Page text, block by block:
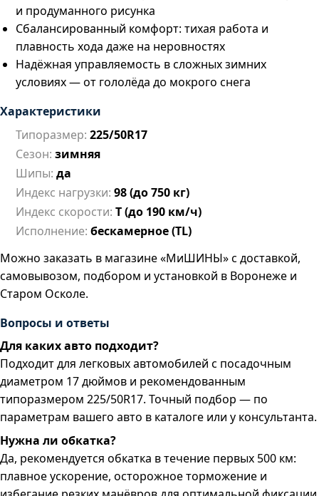
и продуманного рисунка
Сбалансированный комфорт: тихая работа и
плавность хода даже на неровностях
Надёжная управляемость в сложных зимних
условиях — от гололёда до мокрого снега
Характеристики
Типоразмер: 225/50R17
Сезон: зимняя
Шипы: да
Индекс нагрузки: 98 (до 750 кг)
Индекс скорости: T (до 190 км/ч)
Исполнение: бескамерное (TL)
Можно заказать в магазине «МиШИНЫ» с доставкой,
самовывозом, подбором и установкой в Воронеже и
Старом Осколе.
Вопросы и ответы
Для каких авто подходит?
Подходит для легковых автомобилей с посадочным
диаметром 17 дюймов и рекомендованным
типоразмером 225/50R17. Точный подбор — по
параметрам вашего авто в каталоге или у консультанта.
Нужна ли обкатка?
Да, рекомендуется обкатка в течение первых 500 км:
плавное ускорение, осторожное торможение и